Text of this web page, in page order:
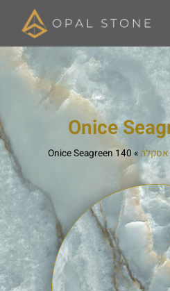
אסקלה »
140 Onice Seagreen